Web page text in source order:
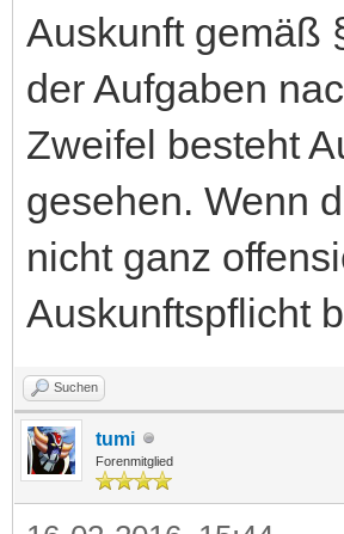
Auskunft gemäß
der Aufgaben
Zweifel besteht
gesehen. Wenn
nicht ganz
Auskunftspflicht
Suchen
tumi
Forenmitglied